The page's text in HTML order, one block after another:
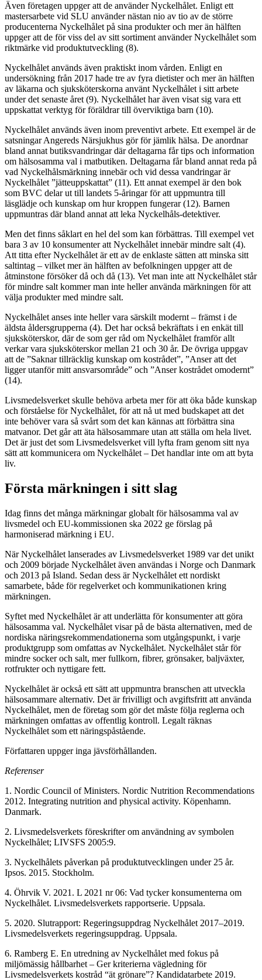
Även företagen uppger att de använder Nyckelhålet. Enligt ett
mastersarbete vid SLU använder nästan nio av tio av de större
producenterna Nyckelhålet på sina produkter och mer än hälften
uppger att de för viss del av sitt sortiment använder Nyckelhålet som
riktmärke vid produktutveckling (8).
Nyckelhålet används även praktiskt inom vården. Enligt en
undersökning från 2017 hade tre av fyra dietister och mer än hälften
av läkarna och sjuksköterskorna använt Nyckelhålet i sitt arbete
under det senaste året (9). Nyckelhålet har även visat sig vara ett
uppskattat verktyg för föräldrar till överviktiga barn (10).
Nyckelhålet används även inom preventivt arbete. Ett exempel är de
satsningar Angereds Närsjukhus gör för jämlik hälsa. De anordnar
bland annat butiksvandringar där deltagarna får tips och information
om hälsosamma val i matbutiken. Deltagarna får bland annat reda på
vad Nyckelhålsmärkning innebär och vid dessa vandringar är
Nyckelhålet ”jätteuppskattat” (11). Ett annat exempel är den bok
som BVC delar ut till landets 5-åringar för att uppmuntra till
läsglädje och kunskap om hur kroppen fungerar (12). Barnen
uppmuntras där bland annat att leka Nyckelhåls-detektiver.
Men det finns såklart en hel del som kan förbättras. Till exempel vet
bara 3 av 10 konsumenter att Nyckelhålet innebär mindre salt (4).
Att titta efter Nyckelhålet är ett av de enklaste sätten att minska sitt
saltintag – vilket mer än hälften av befolkningen uppger att de
åtminstone försöker då och då (13). Vet man inte att Nyckelhålet står
för mindre salt kommer man inte heller använda märkningen för att
välja produkter med mindre salt.
Nyckelhålet anses inte heller vara särskilt modernt – främst i de
äldsta åldersgrupperna (4). Det har också bekräftats i en enkät till
sjuksköterskor, där de som ger råd om Nyckelhålet framför allt
verkar vara sjuksköterskor mellan 21 och 30 år. De övriga uppgav
att de ”Saknar tillräcklig kunskap om kostrådet”, ”Anser att det
ligger utanför mitt ansvarsområde” och ”Anser kostrådet omodernt”
(14).
Livsmedelsverket skulle behöva arbeta mer för att öka både kunskap
och förståelse för Nyckelhålet, för att nå ut med budskapet att det
inte behöver vara så svårt som det kan kännas att förbättra sina
matvanor. Det går att äta hälsosammare utan att ställa om hela livet.
Det är just det som Livsmedelsverket vill lyfta fram genom sitt nya
sätt att kommunicera om Nyckelhålet – Det handlar inte om att byta
liv.
Första märkningen i sitt slag
Idag finns det många märkningar globalt för hälsosamma val av
livsmedel och EU-kommissionen ska 2022 ge förslag på
harmoniserad märkning i EU.
När Nyckelhålet lanserades av Livsmedelsverket 1989 var det unikt
och 2009 började Nyckelhålet även användas i Norge och Danmark
och 2013 på Island. Sedan dess är Nyckelhålet ett nordiskt
samarbete, både för regelverket och kommunikationen kring
märkningen.
Syftet med Nyckelhålet är att underlätta för konsumenter att göra
hälsosamma val. Nyckelhålet visar på de bästa alternativen, med de
nordiska näringsrekommendationerna som utgångspunkt, i varje
produktgrupp som omfattas av Nyckelhålet. Nyckelhålet står för
mindre socker och salt, mer fullkorn, fibrer, grönsaker, baljväxter,
rotfrukter och nyttigare fett.
Nyckelhålet är också ett sätt att uppmuntra branschen att utveckla
hälsosammare alternativ. Det är frivilligt och avgiftsfritt att använda
Nyckelhålet, men de företag som gör det måste följa reglerna och
märkningen omfattas av offentlig kontroll. Legalt räknas
Nyckelhålet som ett näringspåstående.
Författaren uppger inga jävsförhållanden.
Referenser
1. Nordic Council of Ministers. Nordic Nutrition Recommendations
2012. Integrating nutrition and physical activity. Köpenhamn.
Danmark.
2. Livsmedelsverkets föreskrifter om användning av symbolen
Nyckelhålet; LIVSFS 2005:9.
3. Nyckelhålets påverkan på produktutvecklingen under 25 år.
Ipsos. 2015. Stockholm.
4. Öhrvik V. 2021. L 2021 nr 06: Vad tycker konsumenterna om
Nyckelhålet. Livsmedelsverkets rapportserie. Uppsala.
5. 2020. Slutrapport: Regeringsuppdrag Nyckelhålet 2017–2019.
Livsmedelsverkets regeringsuppdrag. Uppsala.
6. Ramberg E. En utredning av Nyckelhålet med fokus på
miljömässig hållbarhet – Ger kriterierna vägledning för
Livsmedelsverkets kostråd “ät grönare”? Kandidatarbete 2019.